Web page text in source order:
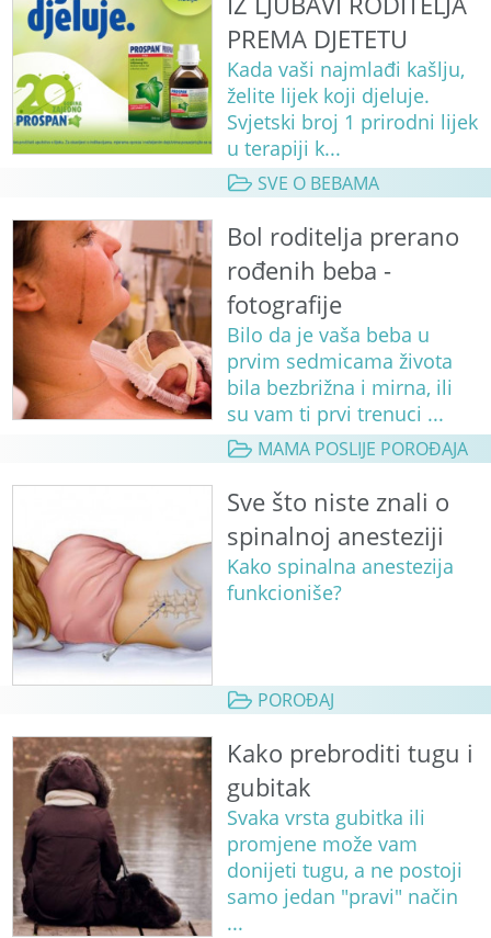
PREMA DJETETU
Kada vaši najmlađi kašlju,
želite lijek koji djeluje.
Svjetski broj 1 prirodni lijek
u terapiji k...
SVE O BEBAMA
Bol roditelja prerano
rođenih beba -
fotografije
Bilo da je vaša beba u
prvim sedmicama života
bila bezbrižna i mirna, ili
su vam ti prvi trenuci ...
MAMA POSLIJE POROĐAJA
Sve što niste znali o
spinalnoj anesteziji
Kako spinalna anestezija
funkcioniše?
POROĐAJ
Kako prebroditi tugu i
gubitak
Svaka vrsta gubitka ili
promjene može vam
donijeti tugu, a ne postoji
samo jedan "pravi" način
...